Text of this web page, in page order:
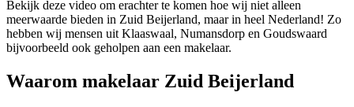
Bekijk deze video om erachter te komen hoe wij niet alleen
meerwaarde bieden in Zuid Beijerland, maar in heel Nederland! Zo
hebben wij mensen uit Klaaswaal, Numansdorp en Goudswaard
bijvoorbeeld ook geholpen aan een makelaar.
Waarom makelaar Zuid Beijerland